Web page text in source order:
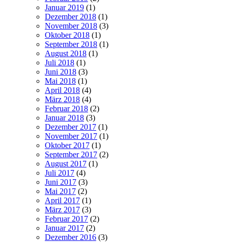
Januar 2019 (1)
Dezember 2018 (1)
November 2018 (3)
Oktober 2018 (1)
September 2018 (1)
August 2018 (1)
Juli 2018 (1)
Juni 2018 (3)
Mai 2018 (1)
April 2018 (4)
März 2018 (4)
Februar 2018 (2)
Januar 2018 (3)
Dezember 2017 (1)
November 2017 (1)
Oktober 2017 (1)
September 2017 (2)
August 2017 (1)
Juli 2017 (4)
Juni 2017 (3)
Mai 2017 (2)
April 2017 (1)
März 2017 (3)
Februar 2017 (2)
Januar 2017 (2)
Dezember 2016 (3)